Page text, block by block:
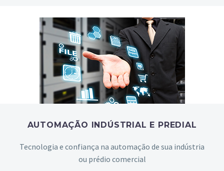
AUTOMAÇÃO INDÚSTRIAL E PREDIAL
Tecnologia e confiança na automação de sua indústria
ou prédio comercial